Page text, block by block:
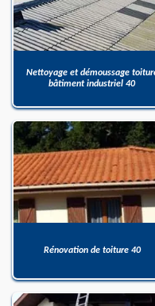
Nettoyage et démoussage
bâtiment industriel 40
Rénovation de toiture 40